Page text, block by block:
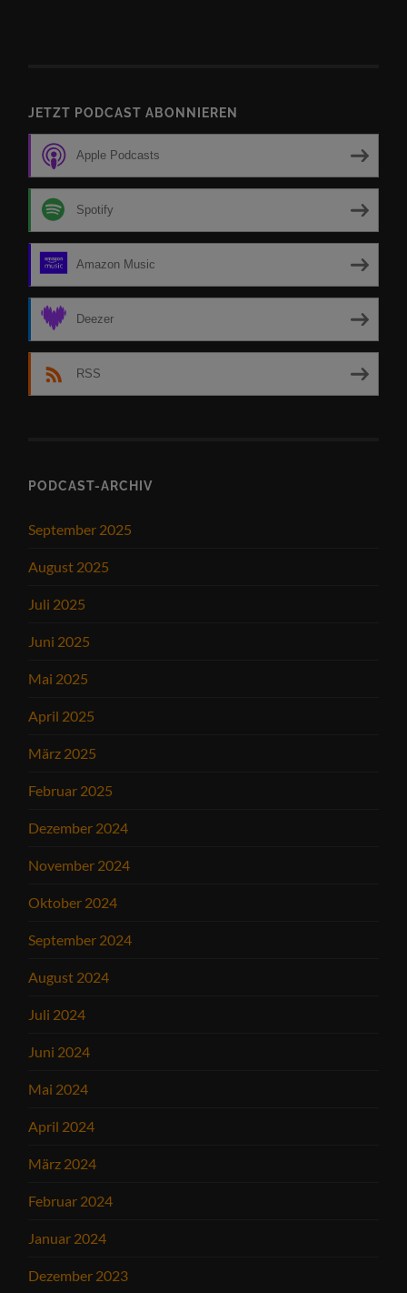
JETZT PODCAST ABONNIEREN
Apple Podcasts
Spotify
Amazon Music
Deezer
RSS
PODCAST-ARCHIV
September 2025
August 2025
Juli 2025
Juni 2025
Mai 2025
April 2025
März 2025
Februar 2025
Dezember 2024
November 2024
Oktober 2024
September 2024
August 2024
Juli 2024
Juni 2024
Mai 2024
April 2024
März 2024
Februar 2024
Januar 2024
Dezember 2023